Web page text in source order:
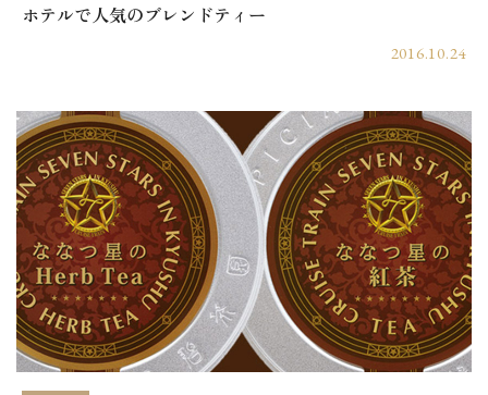
ホテルで人気のブレンドティー
2016.10.24